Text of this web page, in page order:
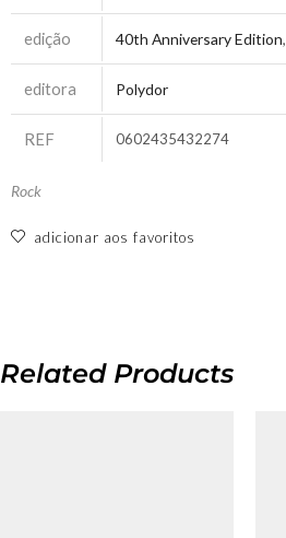
edição 40th Anniversary Edition,
editora Polydor
REF 0602435432274
Rock
adicionar aos favoritos
Related Products